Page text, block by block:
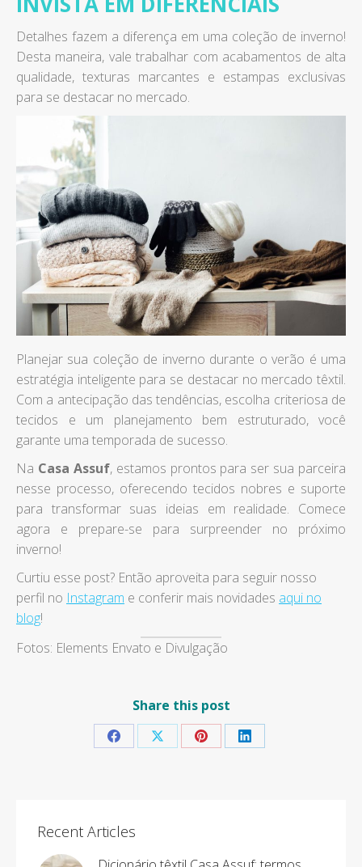
Detalhes fazem a diferença em uma coleção de inverno!
Desta maneira, vale trabalhar com acabamentos de alta
qualidade, texturas marcantes e estampas exclusivas
para se destacar no mercado.
Planejar sua coleção de inverno durante o verão é uma
estratégia inteligente para se destacar no mercado têxtil.
Com a antecipação das tendências, escolha criteriosa de
tecidos e um planejamento bem estruturado, você
garante uma temporada de sucesso.
Na Casa Assuf, estamos prontos para ser sua parceira
nesse processo, oferecendo tecidos nobres e suporte
para transformar suas ideias em realidade. Comece
agora e prepare-se para surpreender no próximo
inverno!
Curtiu esse post? Então aproveita para seguir nosso
perfil no Instagram e conferir mais novidades aqui no
blog!
Fotos: Elements Envato e Divulgação
Share this post
Share Share Share Share
Recent Articles